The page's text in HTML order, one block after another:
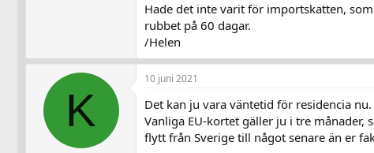
Hade det inte varit för importskatten,
rubbet på 60 dagar.
/Helen
K
10 juni 2021
Det kan ju vara väntetid för residencia
Vanliga EU-kortet gäller ju i tre
flytt från Sverige till något senare än er